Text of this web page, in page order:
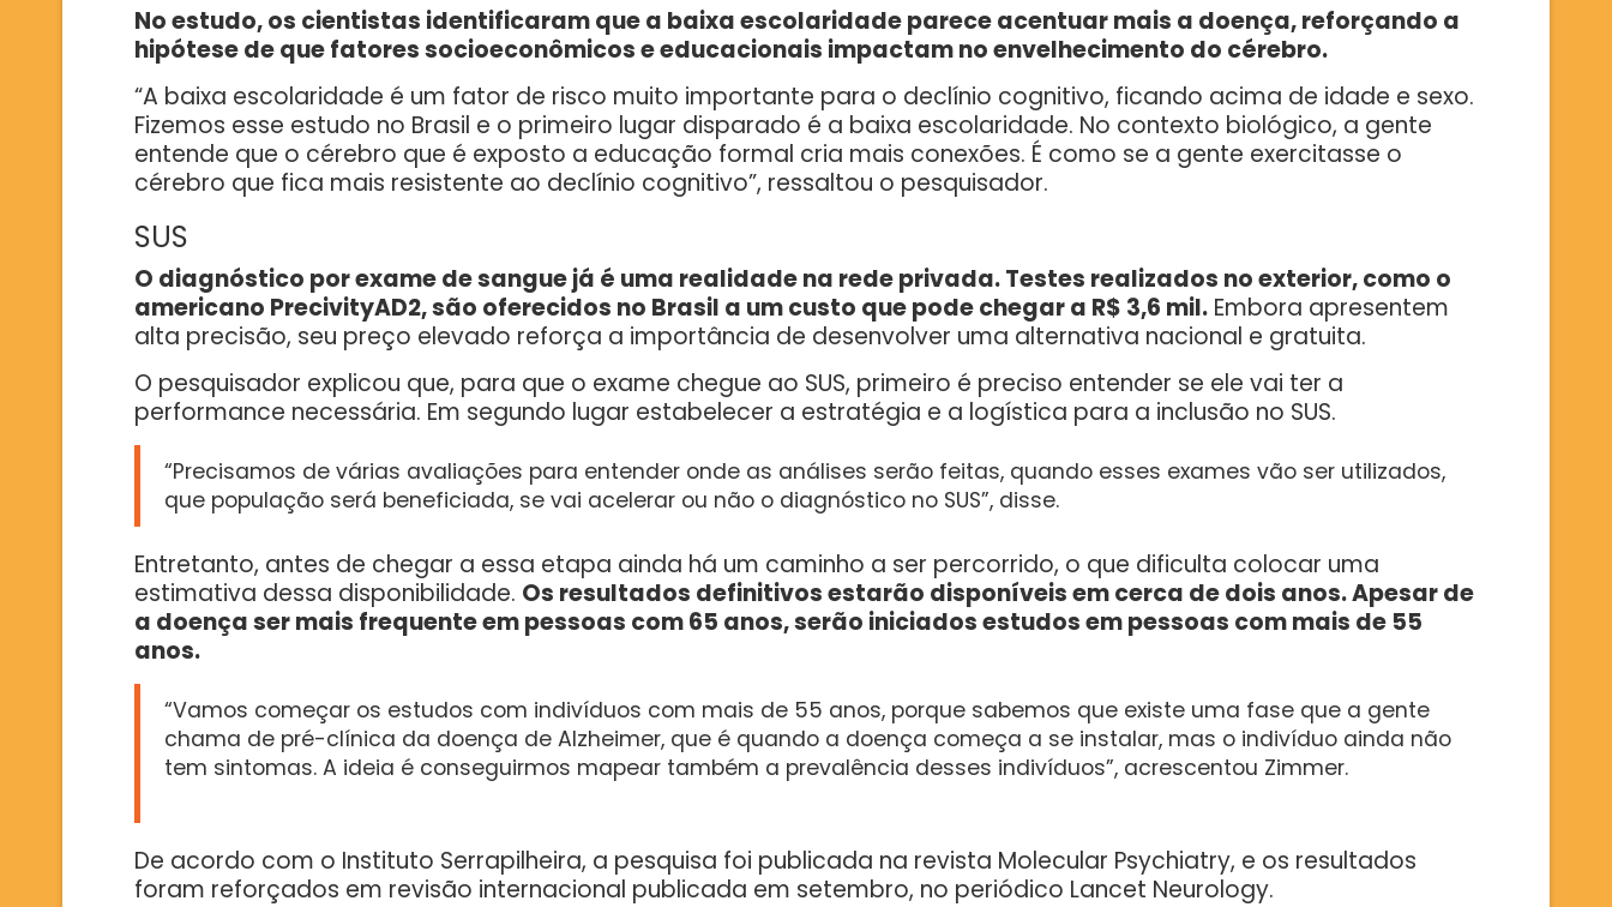
No estudo, os cientistas identificaram que a baixa escolaridade parece acentuar mais a doença, reforçando a
hipótese de que fatores socioeconômicos e educacionais impactam no envelhecimento do cérebro.
“A baixa escolaridade é um fator de risco muito importante para o declínio cognitivo, ficando acima de idade e sexo.
Fizemos esse estudo no Brasil e o primeiro lugar disparado é a baixa escolaridade. No contexto biológico, a gente
entende que o cérebro que é exposto a educação formal cria mais conexões. É como se a gente exercitasse o
cérebro que fica mais resistente ao declínio cognitivo”, ressaltou o pesquisador.
SUS
O diagnóstico por exame de sangue já é uma realidade na rede privada. Testes realizados no exterior, como o
americano PrecivityAD2, são oferecidos no Brasil a um custo que pode chegar a R$ 3,6 mil. Embora apresentem
alta precisão, seu preço elevado reforça a importância de desenvolver uma alternativa nacional e gratuita.
O pesquisador explicou que, para que o exame chegue ao SUS, primeiro é preciso entender se ele vai ter a
performance necessária. Em segundo lugar estabelecer a estratégia e a logística para a inclusão no SUS.
“Precisamos de várias avaliações para entender onde as análises serão feitas, quando esses exames vão ser utilizados,
que população será beneficiada, se vai acelerar ou não o diagnóstico no SUS”, disse.
Entretanto, antes de chegar a essa etapa ainda há um caminho a ser percorrido, o que dificulta colocar uma
estimativa dessa disponibilidade. Os resultados definitivos estarão disponíveis em cerca de dois anos. Apesar de
a doença ser mais frequente em pessoas com 65 anos, serão iniciados estudos em pessoas com mais de 55
anos.
“Vamos começar os estudos com indivíduos com mais de 55 anos, porque sabemos que existe uma fase que a gente
chama de pré-clínica da doença de Alzheimer, que é quando a doença começa a se instalar, mas o indivíduo ainda não
tem sintomas. A ideia é conseguirmos mapear também a prevalência desses indivíduos”, acrescentou Zimmer.
De acordo com o Instituto Serrapilheira, a pesquisa foi publicada na revista Molecular Psychiatry, e os resultados
foram reforçados em revisão internacional publicada em setembro, no periódico Lancet Neurology.